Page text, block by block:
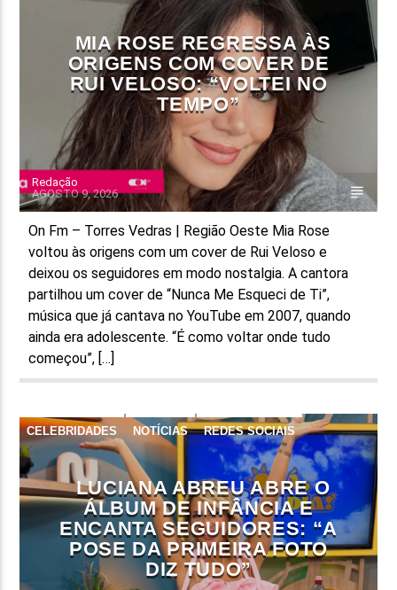
TÍTULO
ARTISTA
ON FM
MIA ROSE REGRESSA ÀS
ORIGENS COM COVER DE
RUI VELOSO: “VOLTEI NO
TEMPO”
Redação
AGOSTO 9, 2026
On Fm – Torres Vedras | Região Oeste Mia Rose
voltou às origens com um cover de Rui Veloso e
deixou os seguidores em modo nostalgia. A cantora
partilhou um cover de “Nunca Me Esqueci de Ti”,
música que já cantava no YouTube em 2007, quando
ainda era adolescente. “É como voltar onde tudo
começou”, […]
CELEBRIDADES NOTÍCIAS REDES SOCIAIS
LUCIANA ABREU ABRE O
ÁLBUM DE INFÂNCIA E
ENCANTA SEGUIDORES: “A
POSE DA PRIMEIRA FOTO
DIZ TUDO”